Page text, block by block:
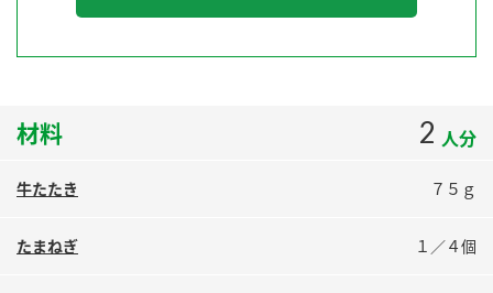
お酢を知ろう！
すしラボ
納豆の豆知識
ロングセラー商品 ＋ おすすめレシピ
ミツカン公式通販
材料 2 人分
牛たたき ７５ｇ
たまねぎ １／４個